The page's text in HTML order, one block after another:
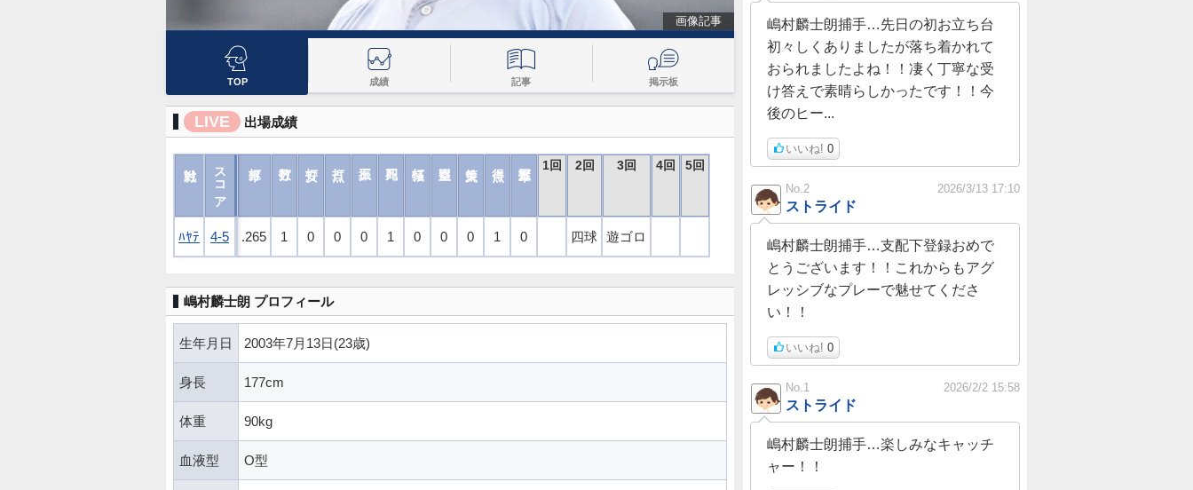
画像記事
TOP 成績 記事 掲示板
LIVE 出場成績
スコア
ﾊﾔﾃ 4-5
スコア 1回 2回 3回 4回 5回
ﾊﾔﾃ 4-5 .265 1 0 0 0 1 0 0 0 1 0 四球 遊ゴロ
嶋村麟士朗 プロフィール
生年月日 2003年7月13日(23歳)
身長 177cm
体重 90kg
血液型 O型
嶋村麟士朗捕手…先日の初お立ち台
初々しくありましたが落ち着かれて
おられましたよね！！凄く丁寧な受
け答えで素晴らしかったです！！今
後のヒー...
いいね! 0
No.2 2026/3/13 17:10
ストライド
嶋村麟士朗捕手…支配下登録おめで
とうございます！！これからもアグ
レッシブなプレーで魅せてくださ
い！！
いいね! 0
No.1 2026/2/2 15:58
ストライド
嶋村麟士朗捕手…楽しみなキャッチ
ャー！！